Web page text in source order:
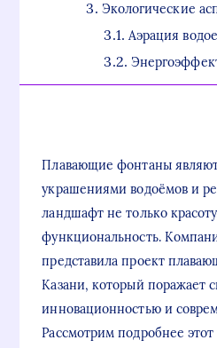
Экологические
Аэрация
Плавающие фонтаны
украшениями водоёмов и
ландшафт не только
функциональность.
представила проект
Казани, который поражает
инновационностью и
Рассмотрим подробнее